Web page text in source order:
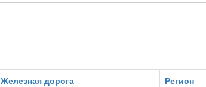
Железная дорога
Регион